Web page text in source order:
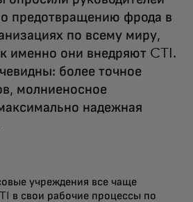
предотвращению фрода в
по всему миру,
именно они внедряют CTI.
более точное
молниеносное
надежная
учреждения все чаще
в свои рабочие процессы по